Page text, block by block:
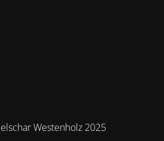
Westenholz 2025